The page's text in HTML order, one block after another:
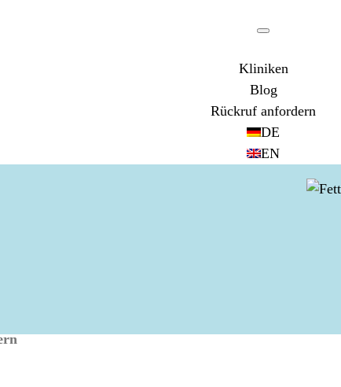
Kliniken
Blog
Rückruf anfordern
DE
EN